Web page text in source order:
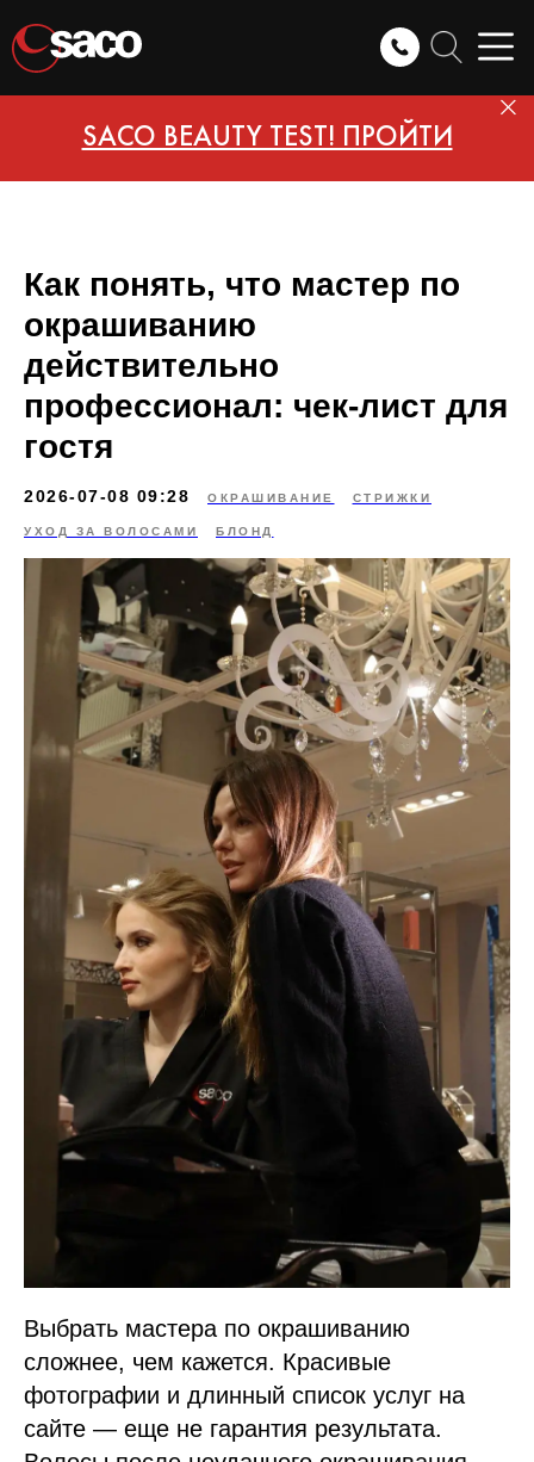
SACO BEAUTY TEST! ПРОЙТИ
Как понять, что мастер по
окрашиванию
действительно
профессионал: чек-лист для
гостя
2026-07-08 09:28 ОКРАШИВАНИЕ СТРИЖКИ
УХОД ЗА ВОЛОСАМИ БЛОНД
Выбрать мастера по окрашиванию
сложнее, чем кажется. Красивые
фотографии и длинный список услуг на
сайте — еще не гарантия результата.